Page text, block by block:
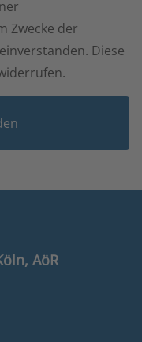
Zwecke der
Diese
AöR